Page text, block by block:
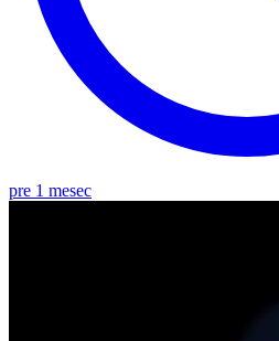
pre 1 mesec